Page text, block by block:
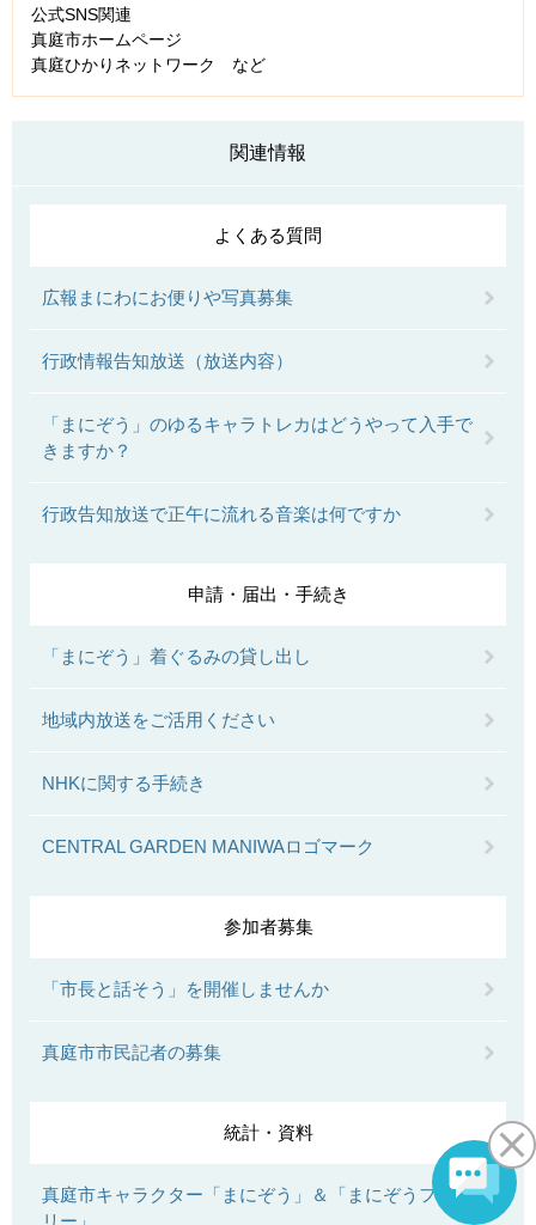
公式SNS関連
真庭市ホームページ
真庭ひかりネットワーク など
関連情報
よくある質問
広報まにわにお便りや写真募集
行政情報告知放送（放送内容）
「まにぞう」のゆるキャラトレカはどうやって入手で
きますか？
行政告知放送で正午に流れる音楽は何ですか
申請・届出・手続き
「まにぞう」着ぐるみの貸し出し
地域内放送をご活用ください
NHKに関する手続き
CENTRAL GARDEN MANIWAロゴマーク
参加者募集
「市長と話そう」を開催しませんか
真庭市市民記者の募集
統計・資料
真庭市キャラクター「まにぞう」＆「まにぞうファミ
リー」